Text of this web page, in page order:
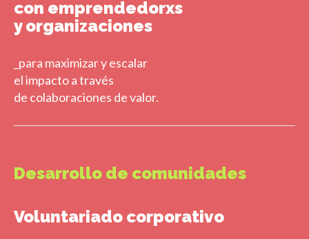
con emprendedorxs
y organizaciones
_para maximizar y escalar
el impacto a través
de colaboraciones de valor.
Desarrollo de comunidades
Voluntariado corporativo